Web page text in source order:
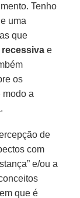
Tenho
uma
que
recessiva e
os
modo a
de
com
e/ou a
que é